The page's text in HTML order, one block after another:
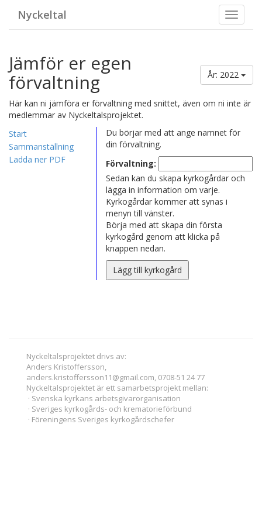
Toggle
Nyckeltal
År: 2022
Jämför er egen
förvaltning
Här kan ni jämföra er förvaltning med snittet, även om ni inte är
medlemmar av Nyckeltalsprojektet.
Start
Sammanställning
Ladda ner PDF
Du börjar med att ange namnet för
din förvaltning.
Förvaltning:
Sedan kan du skapa kyrkogårdar och
lägga in information om varje.
Kyrkogårdar kommer att synas i
menyn till vänster.
Börja med att skapa din första
kyrkogård genom att klicka på
knappen nedan.
Lägg till kyrkogård
Nyckeltalsprojektet drivs av:
Anders Kristoffersson,
anders.kristoffersson11@gmail.com, 0708-51 24 77
Nyckeltalsprojektet är ett samarbetsprojekt mellan:
· Svenska kyrkans arbetsgivarorganisation
· Sveriges kyrkogårds- och krematorieförbund
· Föreningens Sveriges kyrkogårdschefer